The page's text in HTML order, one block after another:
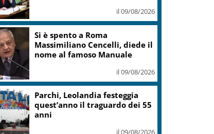
il 09/08/2026
Il Consorzio Vini Valle
Camonica il 17 e 18 agosto a
Ponte di Legno
il 09/08/2026
Allerta gialla per temporali
su tutta Regione
il 09/08/2026